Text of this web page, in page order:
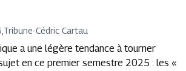
Tribune-Cédric Cartau
a une légère tendance à tourner
en ce premier semestre 2025 : les «